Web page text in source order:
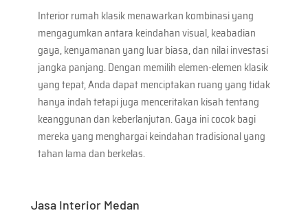
Interior rumah klasik menawarkan kombinasi yang
mengagumkan antara keindahan visual, keabadian
gaya, kenyamanan yang luar biasa, dan nilai investasi
jangka panjang. Dengan memilih elemen-elemen klasik
yang tepat, Anda dapat menciptakan ruang yang tidak
hanya indah tetapi juga menceritakan kisah tentang
keanggunan dan keberlanjutan. Gaya ini cocok bagi
mereka yang menghargai keindahan tradisional yang
tahan lama dan berkelas.
Jasa Interior Medan